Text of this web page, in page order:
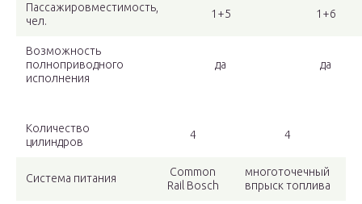
Пассажировместимость,
чел.
1+5 1+6
Возможность
полноприводного
исполнения
да да
Количество
цилиндров
4 4
Система питания
Common
Rail Bosch
многоточечный
впрыск топлива